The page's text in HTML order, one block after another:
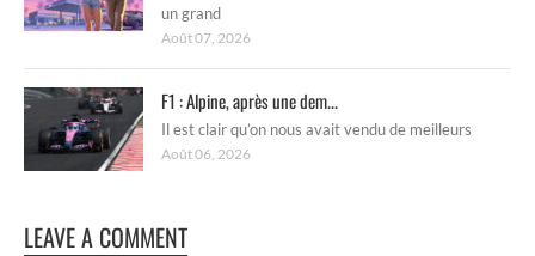
un grand
Août 07, 2026
F1 : Alpine, après une dem...
Il est clair qu’on nous avait vendu de meilleurs
Août 06, 2026
LEAVE A COMMENT